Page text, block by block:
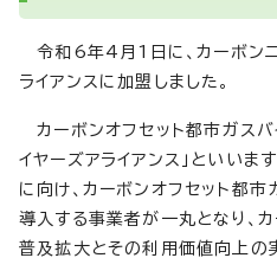
令和6年4月1日に、カーボン
ライアンスに加盟しました。
カーボンオフセット都市ガスバ
イヤーズアライアンス」といいま
に向け、カーボンオフセット都
導入する事業者が一丸となり、
普及拡大とその利用価値向上の